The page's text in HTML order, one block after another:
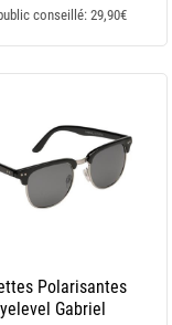
conseillé: 29,90€
Polarisantes
Gabriel